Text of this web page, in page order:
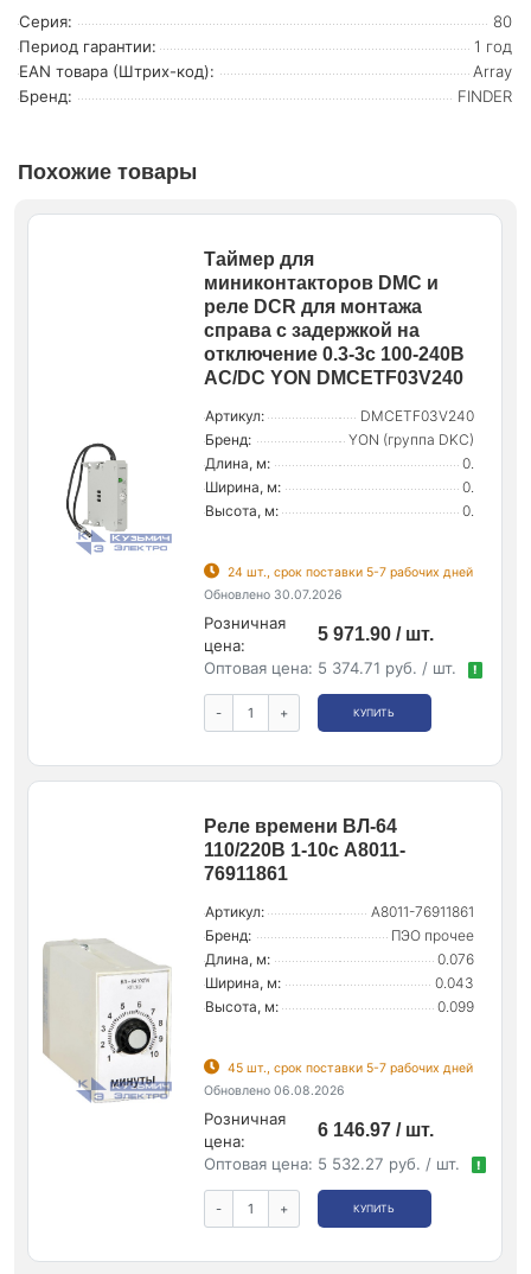
Серия:
80
Период гарантии:
1 год
EAN товара (Штрих-код):
Array
Бренд:
FINDER
Похожие товары
Таймер для
миниконтакторов DMC и
реле DCR для монтажа
справа с задержкой на
отключение 0.3-3с 100-240В
AC/DC YON DMCETF03V240
Артикул:
DMCETF03V240
Бренд:
YON (группа DKC)
Длина, м:
0.
Ширина, м:
0.
Высота, м:
0.
24 шт., срок поставки 5-7 рабочих дней
Обновлено 30.07.2026
Розничная
цена:
5 971.90 / шт.
Оптовая цена: 5 374.71 руб. / шт. !
- + КУПИТЬ
Реле времени ВЛ-64
110/220В 1-10с A8011-
76911861
Артикул:
A8011-76911861
Бренд:
ПЭО прочее
Длина, м:
0.076
Ширина, м:
0.043
Высота, м:
0.099
45 шт., срок поставки 5-7 рабочих дней
Обновлено 06.08.2026
Розничная
цена:
6 146.97 / шт.
Оптовая цена: 5 532.27 руб. / шт. !
- + КУПИТЬ